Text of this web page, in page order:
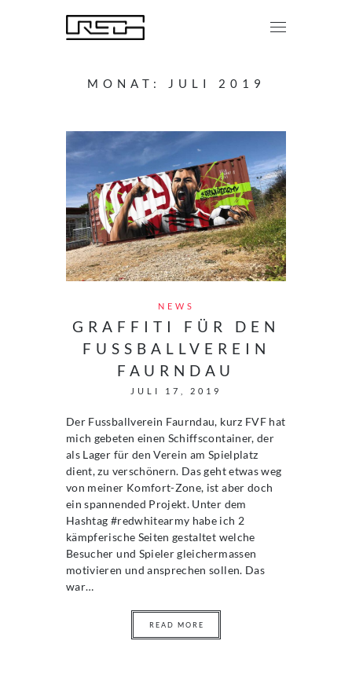
MONAT: JULI 2019
NEWS
GRAFFITI FÜR DEN
FUSSBALLVEREIN
FAURNDAU
JULI 17, 2019
Der Fussballverein Faurndau, kurz FVF hat
mich gebeten einen Schiffscontainer, der
als Lager für den Verein am Spielplatz
dient, zu verschönern. Das geht etwas weg
von meiner Komfort-Zone, ist aber doch
ein spannended Projekt. Unter dem
Hashtag #redwhitearmy habe ich 2
kämpferische Seiten gestaltet welche
Besucher und Spieler gleichermassen
motivieren und ansprechen sollen. Das
war…
READ MORE